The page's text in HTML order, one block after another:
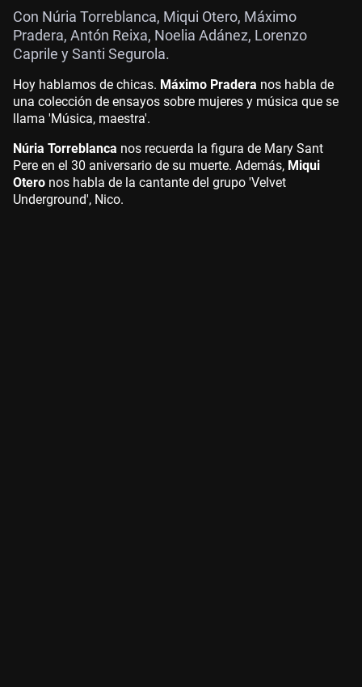
Con Núria Torreblanca, Miqui Otero, Máximo
Pradera, Antón Reixa, Noelia Adánez, Lorenzo
Caprile y Santi Segurola.
Hoy hablamos de chicas. Máximo Pradera nos habla de
una colección de ensayos sobre mujeres y música que se
llama 'Música, maestra'.
Núria Torreblanca nos recuerda la figura de Mary Sant
Pere en el 30 aniversario de su muerte. Además, Miqui
Otero nos habla de la cantante del grupo 'Velvet
Underground', Nico.